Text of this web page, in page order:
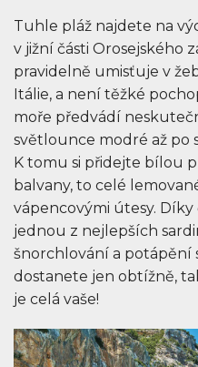
Tuhle pláž najdete na
v jižní části Orosejského
pravidelně umisťuje v
Itálie, a není těžké
moře předvádí
světlounce modré až po
K tomu si přidejte bílou
balvany, to celé
vápencovými útesy.
jednou z nejlepších
šnorchlování a potápění
dostanete jen obtížně,
je celá vaše!